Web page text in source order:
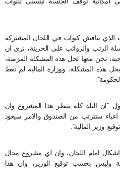
امكانية توقف الجلسة ليتسنى للنواب
الذي نناقش كنواب في اللجان المشتركة
الرتب والرواتب على الخزينة، نرى ان
نحن معها لحل هذه المشكلة المزمنة،
هذه المشكلة، ووزارة المالية لم تعط
“ان البلد كله ينتظر هذا المشروع وان
ستترتب من الصندوق والامر سيعود
وزير المالية”.
اشكال امام اللجان، وان اي مشروع محال
وليس بحسب توقيع الوزير، وان هذا